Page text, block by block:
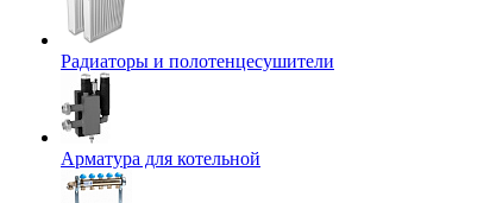
Радиаторы и полотенцесушители
Арматура для котельной